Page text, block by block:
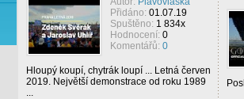
Přidáno: 01.07.19
Spuštěno: 1 834x
Hodnocení: 0
Komentářů: 0
Hloupý koupí, chytrák loupí ... Letná červen
2019. Největší demonstrace od roku 1989
...